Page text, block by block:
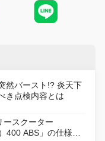
然バースト!? 炎天下
き点検内容とは
ースクーター
400 ABS」の仕様を